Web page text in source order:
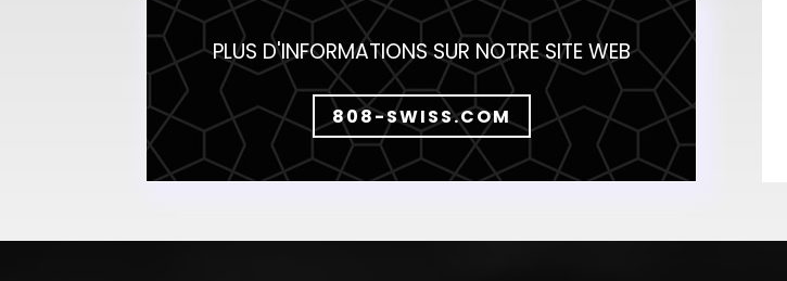
PLUS D'INFORMATIONS SUR NOTRE SITE WEB
808-SWISS.COM